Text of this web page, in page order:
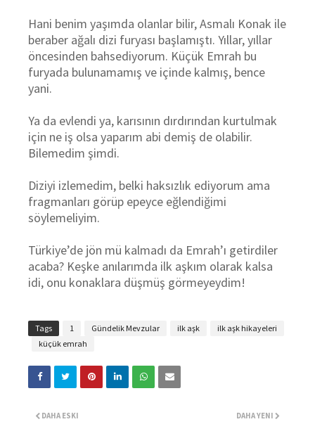
Hani benim yaşımda olanlar bilir, Asmalı Konak ile
beraber ağalı dizi furyası başlamıştı. Yıllar, yıllar
öncesinden bahsediyorum. Küçük Emrah bu
furyada bulunamamış ve içinde kalmış, bence
yani.
Ya da evlendi ya, karısının dırdırından kurtulmak
için ne iş olsa yaparım abi demiş de olabilir.
Bilemedim şimdi.
Diziyi izlemedim, belki haksızlık ediyorum ama
fragmanları görüp epeyce eğlendiğimi
söylemeliyim.
Türkiye’de jön mü kalmadı da Emrah’ı getirdiler
acaba? Keşke anılarımda ilk aşkım olarak kalsa
idi, onu konaklara düşmüş görmeyeydim!
Tags 1 Gündelik Mevzular ilk aşk
ilk aşk hikayeleri
küçük emrah
DAHA YENI
DAHA ESKI